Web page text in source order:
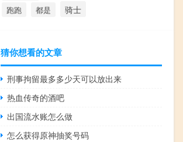
跑跑 都是 骑士
猜你想看的文章
刑事拘留最多多少天可以放出来
热血传奇的酒吧
出国流水账怎么做
怎么获得原神抽奖号码